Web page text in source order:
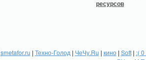
smetafor.ru | Техно-Голод | ЧеЧу.Ru | кино| Soft| :(